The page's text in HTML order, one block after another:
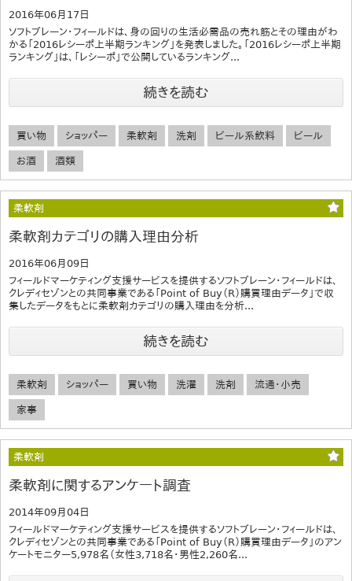
2016年06月17日
ソフトブレーン・フィールドは、身の回りの生活必需品の売れ筋とその理由がわ
かる「2016レシーポ上半期ランキング」を発表しました。「2016レシーポ上半期
ランキング」は、「レシーポ」で公開しているランキング...
続きを読む
買い物 ショッパー 柔軟剤 洗剤 ビール系飲料 ビール
お酒 酒類
柔軟剤
柔軟剤カテゴリの購入理由分析
2016年06月09日
フィールドマーケティング支援サービスを提供するソフトブレーン・フィールドは、
クレディセゾンとの共同事業である「Point of Buy（R）購買理由データ」で収
集したデータをもとに柔軟剤カテゴリの購入理由を分析...
続きを読む
柔軟剤 ショッパー 買い物 洗濯 洗剤 流通・小売
家事
柔軟剤
柔軟剤に関するアンケート調査
2014年09月04日
フィールドマーケティング支援サービスを提供するソフトブレーン・フィールドは、
クレディセゾンとの共同事業である「Point of Buy（R）購買理由データ」のアン
ケートモニター5,978名（女性3,718名・男性2,260名...